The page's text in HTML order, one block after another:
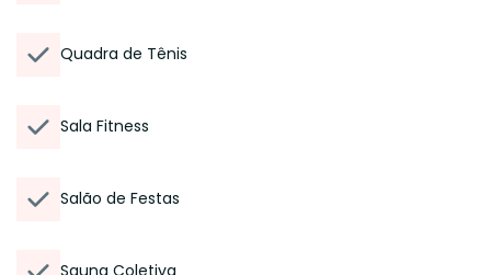
Quadra de Tênis
Sala Fitness
Salão de Festas
Sauna Coletiva